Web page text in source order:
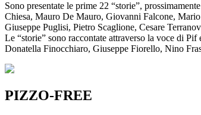
Sono presentate le prime 22 “storie”,
Chiesa, Mauro De Mauro, Giovanni Falcone,
Giuseppe Puglisi, Pietro Scaglione, Cesare
Le “storie” sono raccontate attraverso la voce di
Donatella Finocchiaro, Giuseppe Fiorello, Nino
PIZZO-FREE